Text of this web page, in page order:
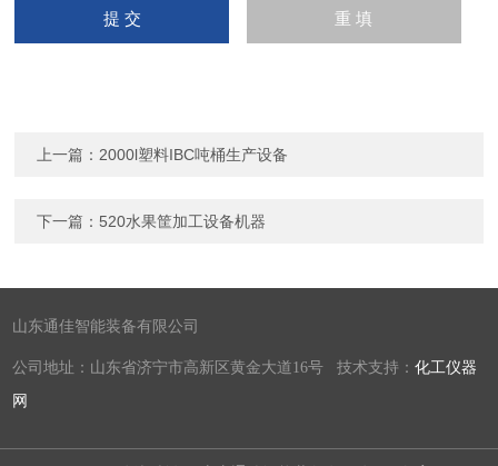
上一篇： 2000l塑料IBC吨桶生产设备
下一篇： 520水果筐加工设备机器
山东通佳智能装备有限公司
公司地址：山东省济宁市高新区黄金大道16号 技术支持：化工仪器
网